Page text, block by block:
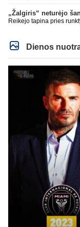
suorganizuotų bent 15-
nebuvo ir nebus. Realu
rezultato.
„Žalgiris“ neturėjo
Reikejo tapina pries
Dienos